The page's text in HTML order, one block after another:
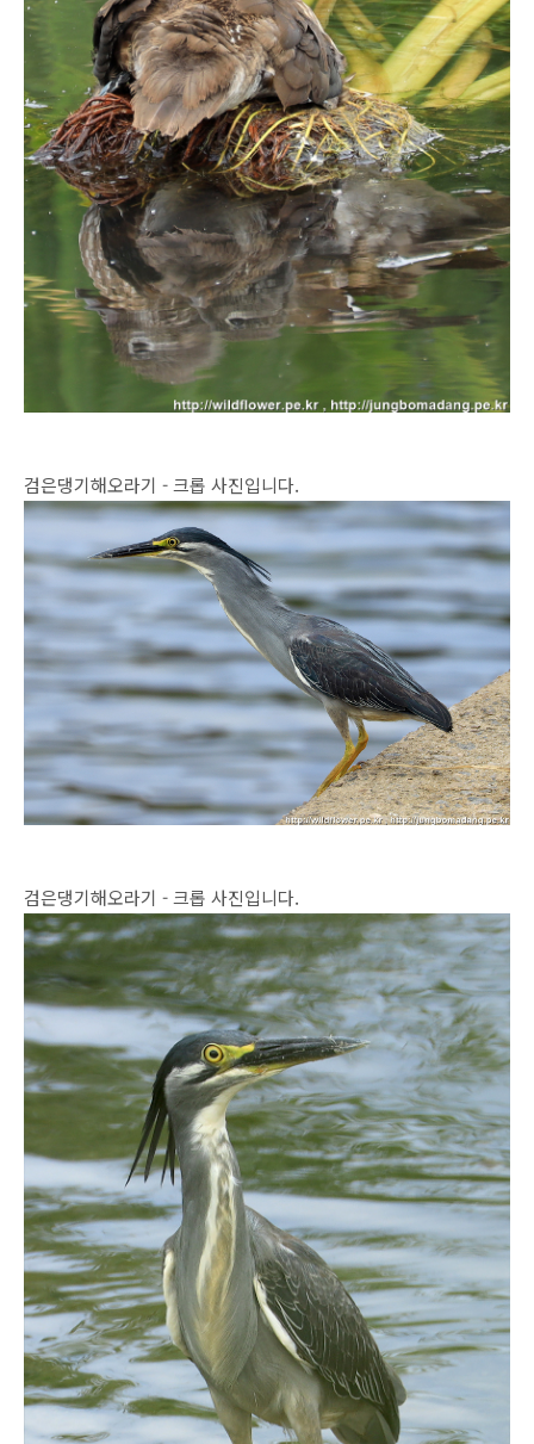
검은댕기해오라기 - 크롭 사진입니다.
검은댕기해오라기 - 크롭 사진입니다.